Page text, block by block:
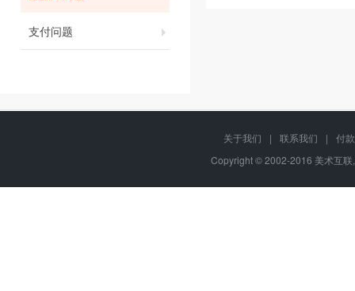
支付问题
关于我们 | 联系我们 |
付
Copyright © 2002-2016 美术互